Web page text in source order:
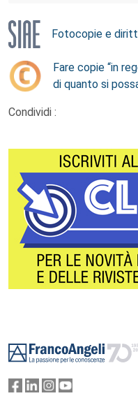
Fotocopie e
Fare copie “in
di quanto si
Condividi :